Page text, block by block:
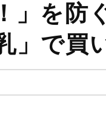
」を防
」で買